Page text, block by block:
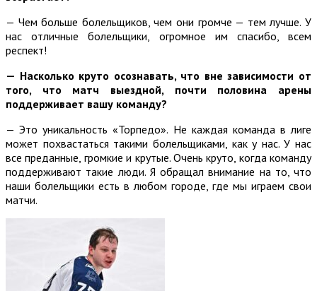
— Чем больше болельщиков, чем они громче — тем лучше. У
нас отличные болельщики, огромное им спасибо, всем
респект!
— Насколько круто осознавать, что вне зависимости от
того, что матч выездной, почти половина арены
поддерживает вашу команду?
— Это уникальность «Торпедо». Не каждая команда в лиге
может похвастаться такими болельщиками, как у нас. У нас
все преданные, громкие и крутые. Очень круто, когда команду
поддерживают такие люди. Я обращал внимание на то, что
наши болельщики есть в любом городе, где мы играем свои
матчи.